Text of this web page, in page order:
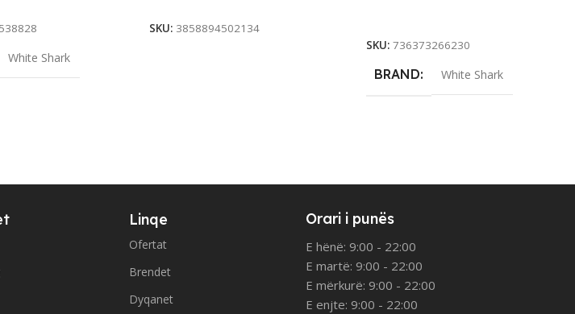
White Shark
SKU: 3858894502134
SKU:736373266230
BRAND White Shark
Linqe
Ofertat
Brendet
Dyqanet
Orari i punës
E hënë: 9:00 - 22:00
E martë: 9:00 - 22:00
E mërkurë: 9:00 - 22:00
E enjte: 9:00 - 22:00